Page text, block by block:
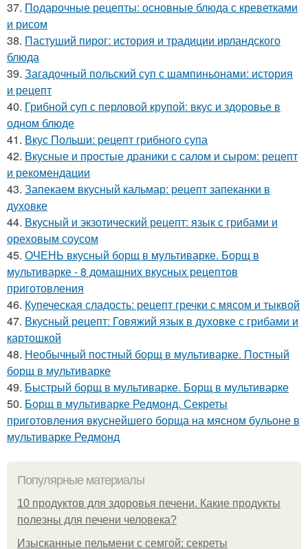
37. Подарочные рецепты: основные блюда с креветками
и рисом
38. Пастуший пирог: история и традиции ирландского
блюда
39. Загадочный польский суп с шампиньонами: история
и рецепт
40. Грибной суп с перловой крупой: вкус и здоровье в
одном блюде
41. Вкус Польши: рецепт грибного супа
42. Вкусные и простые драники с салом и сыром: рецепт
и рекомендации
43. Запекаем вкусный кальмар: рецепт запеканки в
духовке
44. Вкусный и экзотический рецепт: язык с грибами и
ореховым соусом
45. ОЧЕНЬ вкусный борщ в мультиварке. Борщ в
мультиварке - 8 домашних вкусных рецептов
приготовления
46. Купеческая сладость: рецепт гречки с мясом и тыквой
47. Вкусный рецепт: Говяжий язык в духовке с грибами и
картошкой
48. Необычный постный борщ в мультиварке. Постный
борщ в мультиварке
49. Быстрый борщ в мультиварке. Борщ в мультиварке
50. Борщ в мультиварке Редмонд. Секреты
приготовления вкуснейшего борща на мясном бульоне в
мультиварке Редмонд
Популярные материалы
10 продуктов для здоровья печени. Какие продукты
полезны для печени человека?
Изысканные пельмени с семгой: секреты